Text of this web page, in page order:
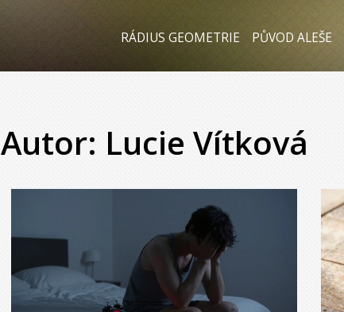
RÁDIUS GEOMETRIE PŮVOD ALEŠE
Autor: Lucie Vítková